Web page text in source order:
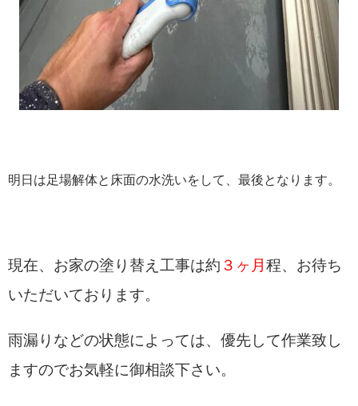
明日は足場解体と床面の水洗いをして、最後となります。
現在、お家の塗り替え工事は約 ３ ヶ月 程、お待ち
いただいております。
雨漏りなどの状態によっては、優先して作業致し
ますのでお気軽に御相談下さい。